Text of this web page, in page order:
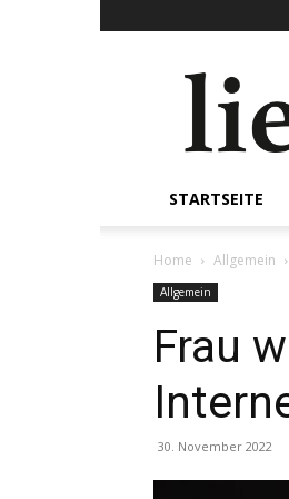
STARTSEITE
Home Allgemein
Allgemein
Frau
30. November 2022